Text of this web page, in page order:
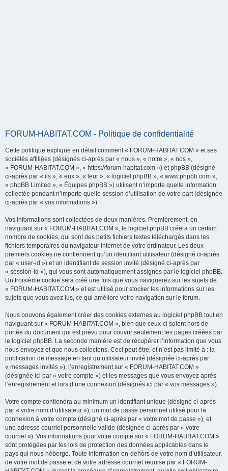
FORUM-HABITAT.COM - Politique de confidentialité
Cette politique explique en détail comment « FORUM-HABITAT.COM » et ses
sociétés affiliées (désignés ci-après par « nous », « notre », « nos »,
« FORUM-HABITAT.COM », « https://forum-habitat.com ») et phpBB (désigné
ci-après par « ils », « eux », « leur », « logiciel phpBB », « www.phpbb.com »,
« phpBB Limited », « Équipes phpBB ») utilisent n’importe quelle information
collectée pendant n’importe quelle session d’utilisation de votre part (désignée
ci-après par « vos informations »).
Vos informations sont collectées de deux manières. Premièrement, en
naviguant sur « FORUM-HABITAT.COM », le logiciel phpBB créera un certain
nombre de cookies, qui sont des petits fichiers textes téléchargés dans les
fichiers temporaires du navigateur Internet de votre ordinateur. Les deux
premiers cookies ne contiennent qu’un identifiant utilisateur (désigné ci-après
par « user-id ») et un identifiant de session invité (désigné ci-après par
« session-id »), qui vous sont automatiquement assignés par le logiciel phpBB.
Un troisième cookie sera créé une fois que vous naviguerez sur les sujets de
« FORUM-HABITAT.COM » et est utilisé pour stocker les informations sur les
sujets que vous avez lus, ce qui améliore votre navigation sur le forum.
Nous pouvons également créer des cookies externes au logiciel phpBB tout en
naviguant sur « FORUM-HABITAT.COM », bien que ceux-ci soient hors de
portée du document qui est prévu pour couvrir seulement les pages créées par
le logiciel phpBB. La seconde manière est de récupérer l’information que vous
nous envoyez et que nous collectons. Ceci peut être, et n’est pas limité à : la
publication de message en tant qu’utilisateur invité (désignée ci-après par
« messages invités »), l’enregistrement sur « FORUM-HABITAT.COM »
(désignée ici par « votre compte ») et les messages que vous envoyez après
l’enregistrement et lors d’une connexion (désignés ici par « vos messages »).
Votre compte contiendra au minimum un identifiant unique (désigné ci-après
par « votre nom d’utilisateur »), un mot de passe personnel utilisé pour la
connexion à votre compte (désigné ci-après par « votre mot de passe »), et
une adresse courriel personnelle valide (désignée ci-après par « votre
courriel »). Vos informations pour votre compte sur « FORUM-HABITAT.COM »
sont protégées par les lois de protection des données applicables dans le
pays qui nous héberge. Toute information en-dehors de votre nom d’utilisateur,
de votre mot de passe et de votre adresse courriel requise par « FORUM-